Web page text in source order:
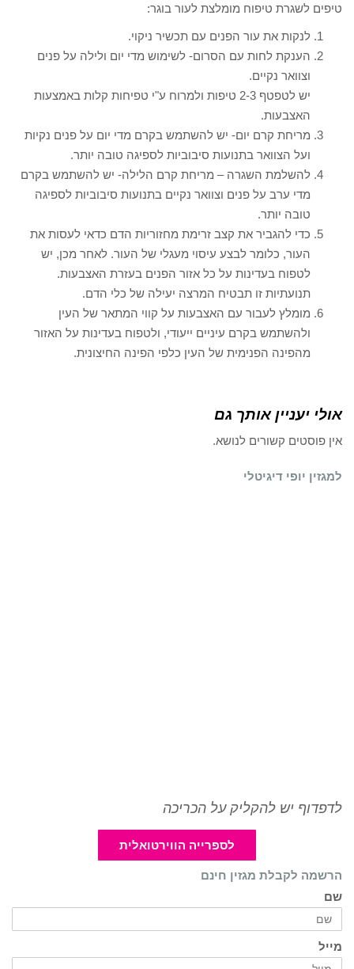
טיפים לשגרת טיפוח מומלצת לעור בוגר:
לנקות את עור הפנים עם תכשיר ניקוי.
הענקת לחות עם הסרום- לשימוש מדי יום ולילה על פנים
וצוואר נקיים.
יש לטפטף 2-3 טיפות ולמרוח ע"י טפיחות קלות באמצעות
האצבעות.
מריחת קרם יום- יש להשתמש בקרם מדי יום על פנים נקיות
ועל הצוואר בתנועות סיבוביות לספיגה טובה יותר.
להשלמת השגרה – מריחת קרם הלילה- יש להשתמש בקרם
מדי ערב על פנים וצוואר נקיים בתנועות סיבוביות לספיגה
טובה יותר.
כדי להגביר את קצב זרימת מחזוריות הדם כדאי לעסות את
העור, כלומר לבצע עיסוי מעגלי של העור. לאחר מכן, יש
לטפוח בעדינות על כל אזור הפנים בעזרת האצבעות.
תנועתיות זו תבטיח המרצה יעילה של כלי הדם.
מומלץ לעבור עם האצבעות על קווי המתאר של העין
ולהשתמש בקרם עיניים ייעודי, ולטפוח בעדינות על האזור
מהפינה הפנימית של העין כלפי הפינה החיצונית.
אולי יעניין אותך גם
אין פוסטים קשורים לנושא.
למגזין יופי דיגיטלי
לדפדוף יש להקליק על הכריכה
לספרייה הווירטואלית
הרשמה לקבלת מגזין חינם
שם
מייל